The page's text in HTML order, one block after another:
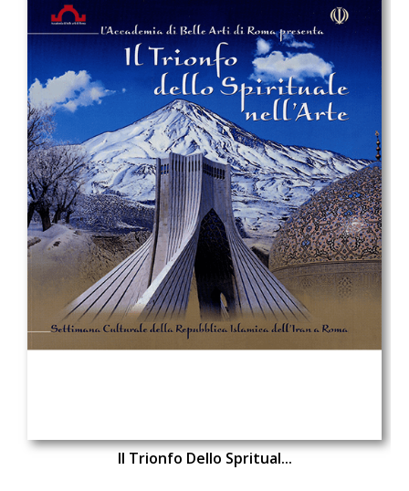
Il Trionfo Dello Spritual...